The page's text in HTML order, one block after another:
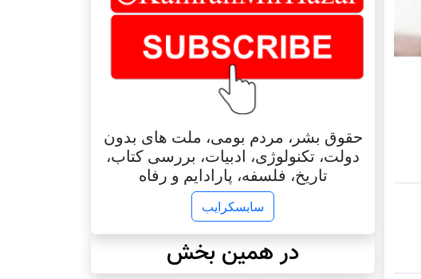
حقوق بشر، مردم بومی، ملت های بدون
دولت، تکنولوژی، ادبیات، بررسی کتاب،
تاریخ، فلسفه، پارادایم و رفاه
سابسکرایب
در همین بخش